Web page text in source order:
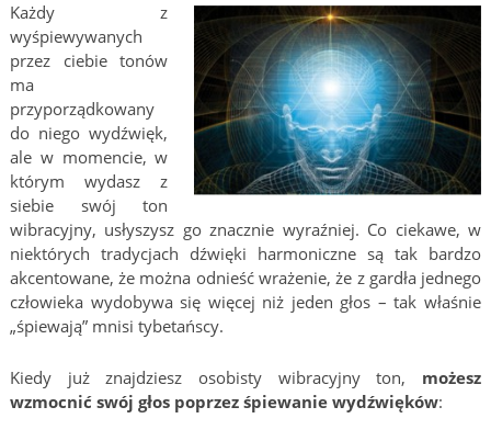
Każdy z
wyśpiewywanych
przez ciebie tonów
ma
przyporządkowany
do niego wydźwięk,
ale w momencie, w
którym wydasz z
siebie swój ton
wibracyjny, usłyszysz go znacznie wyraźniej. Co ciekawe, w
niektórych tradycjach dźwięki harmoniczne są tak bardzo
akcentowane, że można odnieść wrażenie, że z gardła jednego
człowieka wydobywa się więcej niż jeden głos – tak właśnie
„śpiewają” mnisi tybetańscy.
Kiedy już znajdziesz osobisty wibracyjny ton, możesz
wzmocnić swój głos poprzez śpiewanie wydźwięków: